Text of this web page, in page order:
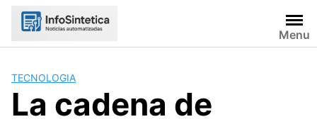
Skip
Menu
TECNOLOGIA
La cadena de